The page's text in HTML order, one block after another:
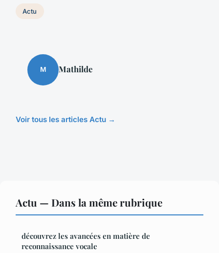
Actu
M Mathilde
Voir tous les articles Actu →
Actu — Dans la même rubrique
découvrez les avancées en matière de
reconnaissance vocale